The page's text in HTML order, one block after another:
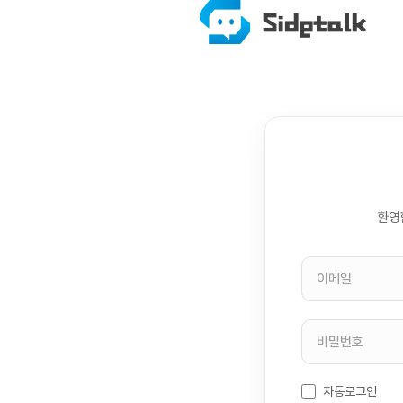
환
자동로그인